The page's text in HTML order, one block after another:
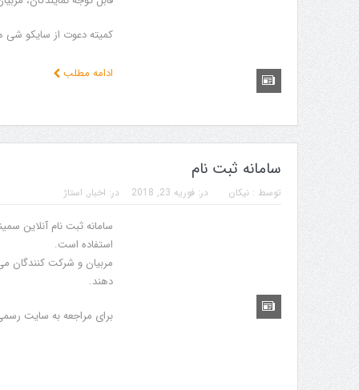
کمیته دعوت از سایکو شی
ادامه مطلب
سامانه ثبت نام
توسط :نیکان در:فوریه 23, 2018 در: اخبار, استاژ
سامانه ثبت نام آنلاین
استفاده است.
مربیان و شرکت کنندگان
دهند.
برای مراجعه به سایت